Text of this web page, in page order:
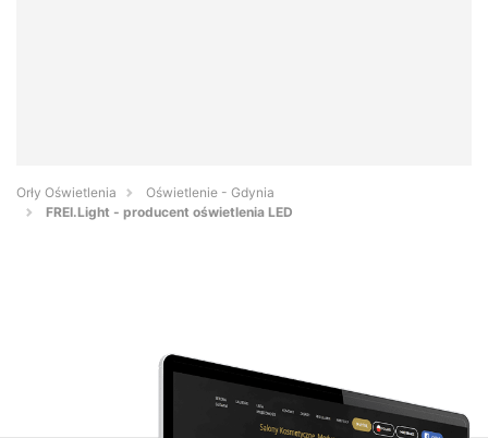
Orły Oświetlenia
Oświetlenie - Gdynia
FREI.Light - producent oświetlenia LED